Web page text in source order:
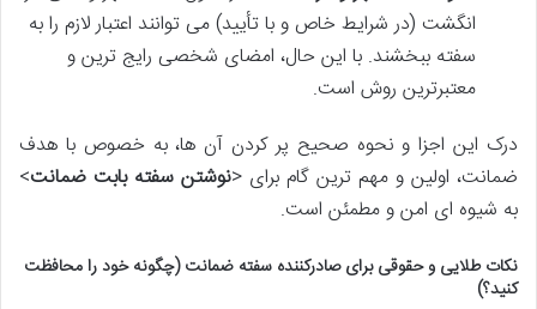
انگشت (در شرایط خاص و با تأیید) می توانند اعتبار لازم را به
سفته ببخشند. با این حال، امضای شخصی رایج ترین و
معتبرترین روش است.
درک این اجزا و نحوه صحیح پر کردن آن ها، به خصوص با هدف
ضمانت، اولین و مهم ترین گام برای <نوشتن سفته بابت ضمانت>
به شیوه ای امن و مطمئن است.
نکات طلایی و حقوقی برای صادرکننده سفته ضمانت (چگونه خود را محافظت
کنید؟)